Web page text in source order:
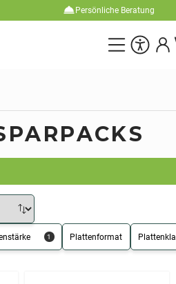
Persönliche Beratung
1 Plattenformat